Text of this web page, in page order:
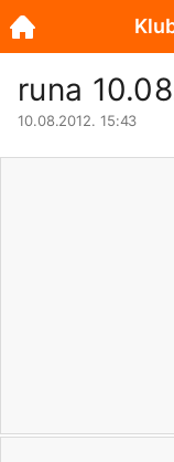
runa
10.08.2012. 15:43